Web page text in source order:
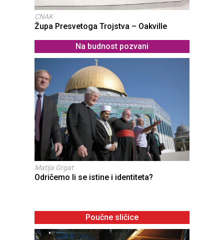
CNAK
Župa Presvetoga Trojstva – Oakville
Na budnost pozvani
Matija Grgat
Odričemo li se istine i identiteta?
Poučne sličice